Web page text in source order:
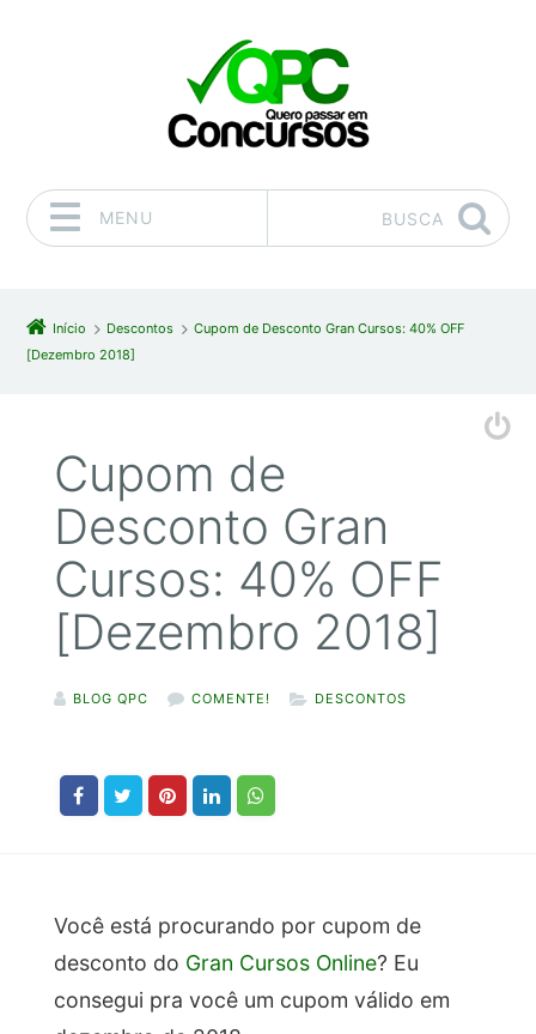
MENU BUSCA
Início Descontos
Cupom de Desconto Gran Cursos: 40% OFF
[Dezembro 2018]
Cupom de
Desconto Gran
Cursos: 40% OFF
[Dezembro 2018]
BLOG QPC COMENTE! DESCONTOS
Você está procurando por cupom de
desconto do Gran Cursos Online? Eu
consegui pra você um cupom válido em